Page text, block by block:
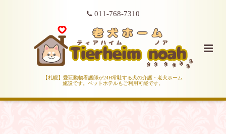
011-768-7310
【札幌】愛玩動物看護師が24H常駐する犬の介護・老犬ホーム
施設です。ペットホテルもご利用可能です。